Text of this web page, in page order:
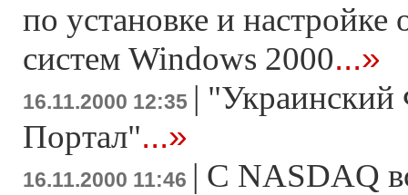
по установке и
систем Windows 2000...»
16.11.2000 12:35 |
Портал"...»
16.11.2000 11:46 | С NASDAQ